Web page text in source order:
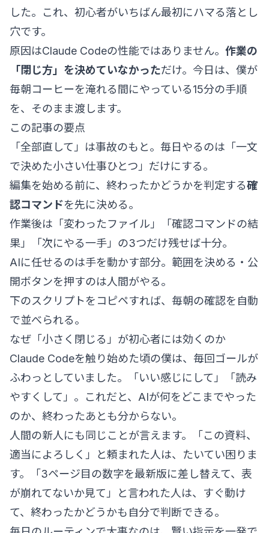
した。これ、初心者がいちばん最初にハマる落とし
穴です。
原因はClaude Codeの性能ではありません。 作業の
「閉じ方」を決めていなかっただけ。今日は、僕が
毎朝コーヒーを淹れる間にやっている15分の手順
を、そのまま渡します。
この記事の要点
「全部直して」は事故のもと。毎日やるのは「一文
で決めた小さい仕事ひとつ」だけにする。
編集を始める前に、終わったかどうかを判定する確
認コマンドを先に決める。
作業後は「変わったファイル」「確認コマンドの結
果」「次にやる一手」の3つだけ残せば十分。
AIに任せるのは手を動かす部分。範囲を決める・公
開ボタンを押すのは人間がやる。
下のスクリプトをコピペすれば、毎朝の確認を自動
で並べられる。
なぜ「小さく閉じる」が初心者には効くのか
Claude Codeを触り始めた頃の僕は、毎回ゴールが
ふわっとしていました。「いい感じにして」「読み
やすくして」。これだと、AIが何をどこまでやった
のか、終わったあとも分からない。
人間の新人にも同じことが言えます。「この資料、
適当によろしく」と頼まれた人は、たいてい困りま
す。「3ページ目の数字を最新版に差し替えて、表
が崩れてないか見て」と言われた人は、すぐ動け
て、終わったかどうかも自分で判断できる。